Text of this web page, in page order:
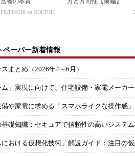
PR(FINCHI on GOETHE)
ペーパー新着情報
まとめ（2026年4～6月）
」実現に向けて、住宅設備・家電メーカ
や家電に求める「スマホライクな操作感
礎知識：セキュアで信頼性の高いシステ
における仮想化技術」解説ガイド：注目の